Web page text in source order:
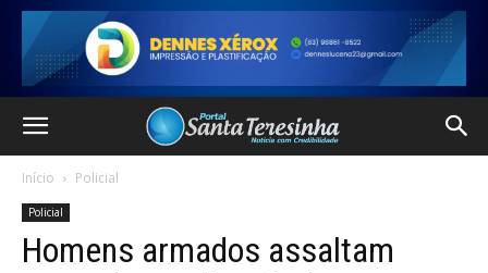
Início Policial
Policial
Homens armados assaltam